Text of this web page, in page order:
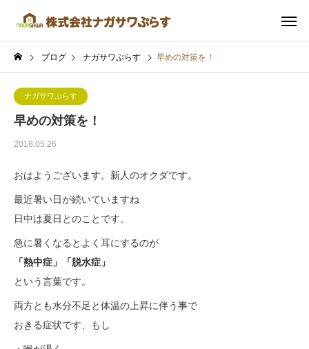
ブログ ナガサワぷらす 早めの対策を！
ナガサワぷらす
早めの対策を！
2018.05.26
おはようございます。新人のオクダです。
最近暑い日が続いていますね
日中は夏日とのことです。
急に暑くなるとよく耳にするのが
「熱中症」「脱水症」
という言葉です。
両方とも水分不足と体温の上昇に伴う事で
おきる症状です、もし